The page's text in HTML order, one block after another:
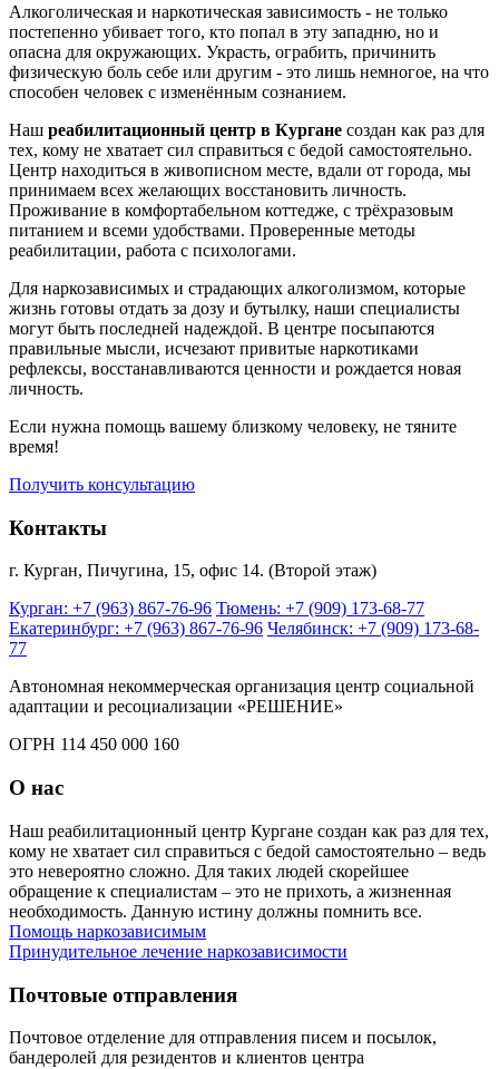
Алкоголическая и наркотическая зависимость - не только
постепенно убивает того, кто попал в эту западню, но и
опасна для окружающих. Украсть, ограбить, причинить
физическую боль себе или другим - это лишь немногое, на что
способен человек с изменённым сознанием.
Наш реабилитационный центр в Кургане создан как раз для
тех, кому не хватает сил справиться с бедой самостоятельно.
Центр находиться в живописном месте, вдали от города, мы
принимаем всех желающих восстановить личность.
Проживание в комфортабельном коттедже, с трёхразовым
питанием и всеми удобствами. Проверенные методы
реабилитации, работа с психологами.
Для наркозависимых и страдающих алкоголизмом, которые
жизнь готовы отдать за дозу и бутылку, наши специалисты
могут быть последней надеждой. В центре посыпаются
правильные мысли, исчезают привитые наркотиками
рефлексы, восстанавливаются ценности и рождается новая
личность.
Если нужна помощь вашему близкому человеку, не тяните
время!
Получить консультацию
Контакты
г. Курган, Пичугина, 15, офис 14. (Второй этаж)
Курган: +7 (963) 867-76-96 Тюмень: +7 (909) 173-68-77
Екатеринбург: +7 (963) 867-76-96 Челябинск: +7 (909) 173-68-
77
Автономная некоммерческая организация центр социальной
адаптации и ресоциализации «РЕШЕНИЕ»
ОГРН 114 450 000 160
О нас
Наш реабилитационный центр Кургане создан как раз для тех,
кому не хватает сил справиться с бедой самостоятельно – ведь
это невероятно сложно. Для таких людей скорейшее
обращение к специалистам – это не прихоть, а жизненная
необходимость. Данную истину должны помнить все.
Помощь наркозависимым
Принудительное лечение наркозависимости
Почтовые отправления
Почтовое отделение для отправления писем и посылок,
бандеролей для резидентов и клиентов центра